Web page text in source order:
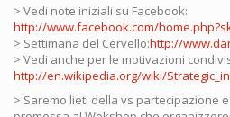
> Vedi note iniziali su Facebook:
http://www.facebook.com/
> Settimana del Cervello:http://
> Vedi anche per le motivazioni
http://en.wikipedia.org/wiki/
> Saremo lieti della vs partecipazione